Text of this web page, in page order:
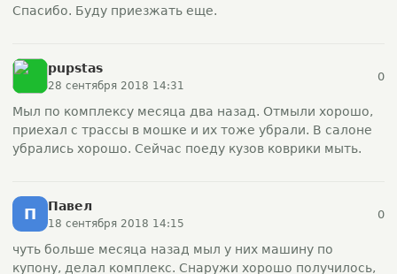
Спасибо. Буду приезжать еще.
pupstas
28 сентября 2018 14:31
0
Мыл по комплексу месяца два назад. Отмыли хорошо,
приехал с трассы в мошке и их тоже убрали. В салоне
убрались хорошо. Сейчас поеду кузов коврики мыть.
П Павел
18 сентября 2018 14:15
0
чуть больше месяца назад мыл у них машину по
купону, делал комплекс. Снаружи хорошо получилось,